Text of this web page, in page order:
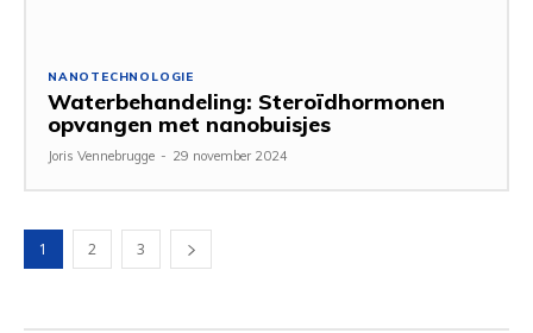
NANOTECHNOLOGIE
Waterbehandeling: Steroïdhormonen
opvangen met nanobuisjes
Joris Vennebrugge - 29 november 2024
1 2 3